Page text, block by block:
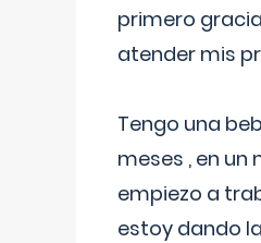
primero
atender mis
Tengo una
meses , en un
empiezo a
estoy dando